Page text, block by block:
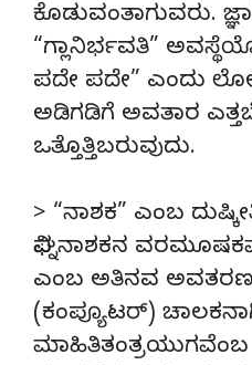
ಕೊಡುವಂತಾಗುವರು.
“ಗ್ಲಾನಿರ್ಭವತಿ”
ಪದೇ ಪದೇ” ಎಂದು
ಅಡಿಗಡಿಗೆ ಅವತಾರ
ಒತ್ತೊತ್ತಿಬರುವುದು.
> “ನಾಶಕ” ಎಂಬ
ವಿಘ್ನನಾಶಕನ
ಎಂಬ ಅತಿನವ
(ಕಂಪ್ಯೂಟರ್)
ಮಾಹಿತಿತಂತ್ರಯುಗವೆಂಬ